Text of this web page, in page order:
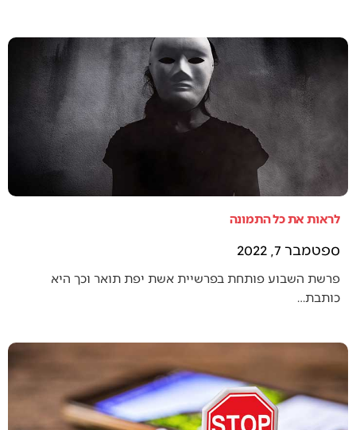
לראות את כל התמונה
ספטמבר 7, 2022
פרשת השבוע פותחת בפרשיית אשת יפת תואר וכך היא
כותבת…